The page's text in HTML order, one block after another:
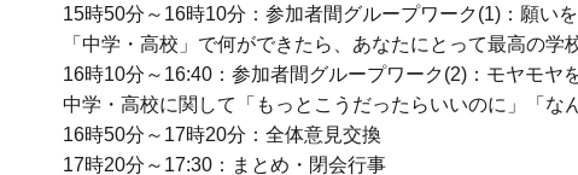
15時50分～16時10分：参加者間グループワーク(1)：願い
「中学・高校」で何ができたら、あなたにとって最高の
16時10分～16:40：参加者間グループワーク(2)：モヤモヤ
中学・高校に関して「もっとこうだったらいいのに」「な
16時50分～17時20分：全体意見交換
17時20分～17:30：まとめ・閉会行事